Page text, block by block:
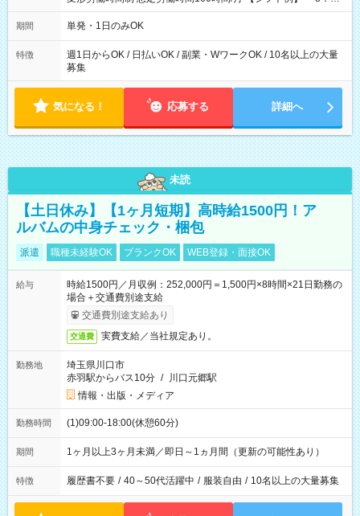
～21：00
期間 単発・1日のみOK
特徴
週1日からOK / 日払いOK / 副業・WワークOK / 10名以上の大量
募集
気になる！ 応募する 詳細へ
未読
【土日休み】【1ヶ月短期】高時給1500円！ア
ルバムの中身チェック・梱包
派遣 職種未経験OK ブランクOK WEB登録・面接OK
給与
時給1500円／月収例：252,000円＝1,500円×8時間×21日勤務の
場合＋交通費別途支給
交通費別途支給あり
交通費 実費支給／当社規定あり。
勤務地
埼玉県川口市
赤羽駅からバス10分 / 川口元郷駅
情報・出版・メディア
勤務時間 (1)09:00-18:00(休憩60分)
期間 1ヶ月以上3ヶ月未満／即日～1ヵ月間（更新の可能性あり）
特徴 履歴書不要 / 40～50代活躍中 / 服装自由 / 10名以上の大量募集